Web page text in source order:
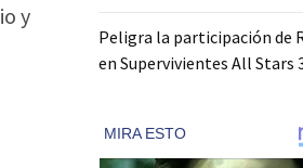
y
Peligra la participación de
en Supervivientes All Stars